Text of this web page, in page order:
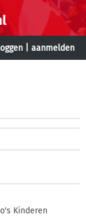
aanmelden
Kinderen